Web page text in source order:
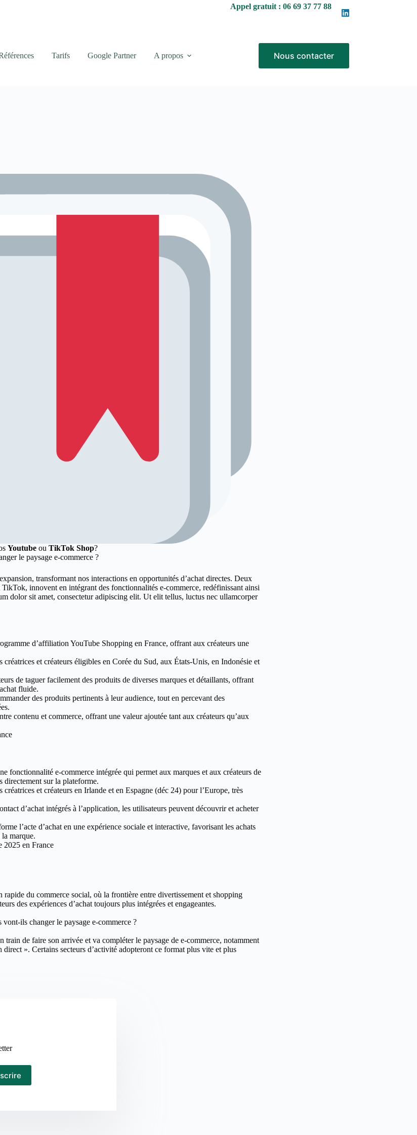
Appel gratuit : 06 69 37 77 88
Tarifs Google Partner A propos Nous contacter
Youtube ou TikTok Shop?
le paysage e-commerce ?
transformant nos interactions en opportunités d’achat directes. Deux
innovent en intégrant des fonctionnalités e-commerce, redéfinissant ainsi
dolor sit amet, consectetur adipiscing elit. Ut elit tellus, luctus nec ullamcorper
d’affiliation YouTube Shopping en France, offrant aux créateurs une
et créateurs éligibles en Corée du Sud, aux États-Unis, en Indonésie et
de taguer facilement des produits de diverses marques et détaillants, offrant
fluide.
des produits pertinents à leur audience, tout en percevant des
contenu et commerce, offrant une valeur ajoutée tant aux créateurs qu’aux
fonctionnalité e-commerce intégrée qui permet aux marques et aux créateurs de
directement sur la plateforme.
et créateurs en Irlande et en Espagne (déc 24) pour l’Europe, très
d’achat intégrés à l’application, les utilisateurs peuvent découvrir et acheter
l’acte d’achat en une expérience sociale et interactive, favorisant les achats
marque.
2025 en France
du commerce social, où la frontière entre divertissement et shopping
des expériences d’achat toujours plus intégrées et engageantes.
ils changer le paysage e-commerce ?
train de faire son arrivée et va compléter le paysage de e-commerce, notamment
». Certains secteurs d’activité adopteront ce format plus vite et plus